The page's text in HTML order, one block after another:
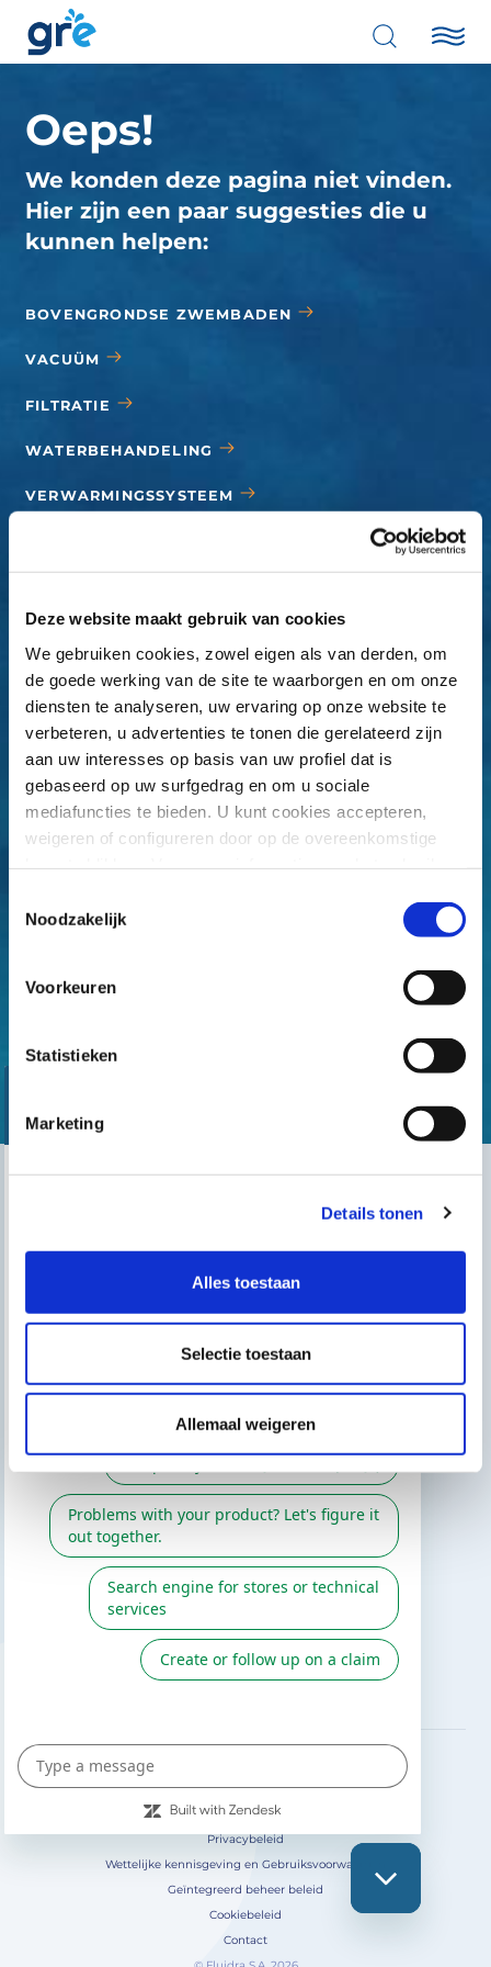
Deze website maakt gebruik van cookies
We gebruiken cookies, zowel eigen als van derden, om
de goede werking van de site te waarborgen en om onze
diensten te analyseren, uw ervaring op onze website te
verbeteren, u advertenties te tonen die gerelateerd zijn
aan uw interesses op basis van uw profiel dat is
gebaseerd op uw surfgedrag en om u sociale
mediafuncties te bieden. U kunt cookies accepteren,
weigeren of configureren door op de overeenkomstige
beschikbaar in de footer van deze website.
Noodzakelijk
Voorkeuren
Statistieken
Marketing
Details tonen
Alles toestaan
Selectie toestaan
Allemaal weigeren
Oeps!
We konden deze pagina niet vinden.
Hier zijn een paar suggesties die u
kunnen helpen:
BOVENGRONDSE ZWEMBADEN
VACUÜM
FILTRATIE
WATERBEHANDELING
VERWARMINGSSYSTEEM
Zoek uw dichtstbijzijnde verdeler
MISSCHIEN BENT U GEÏNTERESSEERD IN
Gre's blog
Een installateur vinden
Dienst na verkoop
Gre Catalogus
VOLG ONS OP
Privacybeleid
Wettelijke kennisgeving en Gebruiksvoorwaarden
Geïntegreerd beheer beleid
Cookiebeleid
Contact